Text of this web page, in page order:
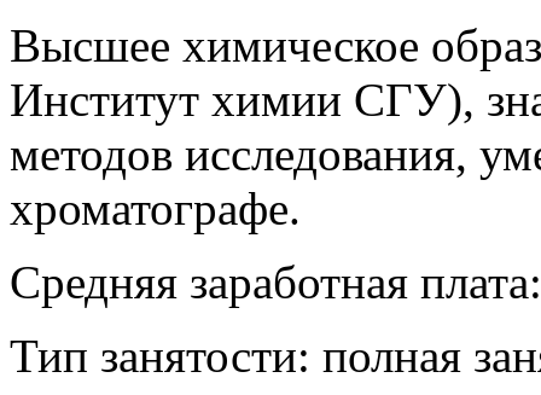
Высшее химическое
Институт химии СГУ),
методов исследования,
хроматографе.
Средняя заработная
Тип занятости: полная